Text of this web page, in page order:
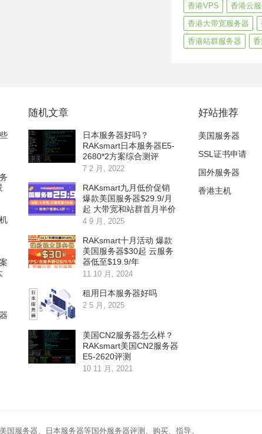
香港VPS
香港云
香港大带宽服务器
香港站群服务器
随机文章
日本服务器好吗？
RAKsmart日本服务器E5-
2680*2方案综合测评
7 2 月, 2022
RAKsmart九月低价促销
爆款美国服务器$29.9/月
起 大带宽和站群首月半价
4 9 月, 2025
RAKsmart十月活动 爆款
美国服务器$30起 云服务
器低至$19.9/年
11 10 月, 2024
租用日本服务器好吗
2 5 月, 2025
美国CN2服务器怎么样？
RAKsmart美国CN2服务器
E5-2620评测
10 11 月, 2021
好站推荐
美国服务器
SSL证书申请
国外服务器
香港主机
国服务器、日本服务器等国外服务器评测、购买、指导。